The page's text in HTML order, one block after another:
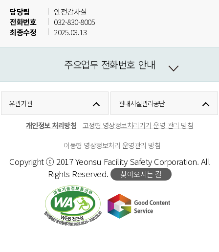
담당팀
안전감사실
전화번호
032-830-8005
최종수정
2025.03.13
주요업무 전화번호 안내
유관기관 관내시설관리공단
개인정보 처리방침
고정형 영상정보처리기기 운영 관리 방침
이동형 영상정보처리 운영관리 방침
Copyright ⓒ 2017 Yeonsu Facility Safety Corporation. All
Rights Reserved.
찾아오시는 길